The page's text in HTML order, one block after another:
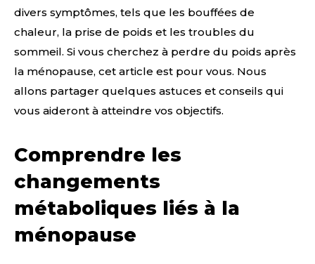
divers symptômes, tels que les bouffées de
chaleur, la prise de poids et les troubles du
sommeil. Si vous cherchez à perdre du poids après
la ménopause, cet article est pour vous. Nous
allons partager quelques astuces et conseils qui
vous aideront à atteindre vos objectifs.
Comprendre les
changements
métaboliques liés à la
ménopause